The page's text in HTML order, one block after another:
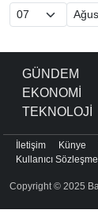
GÜNDEM
EKONOMİ
TEKNOLOJİ
Copyright © 2025
İletişim Künye
Kullanıcı